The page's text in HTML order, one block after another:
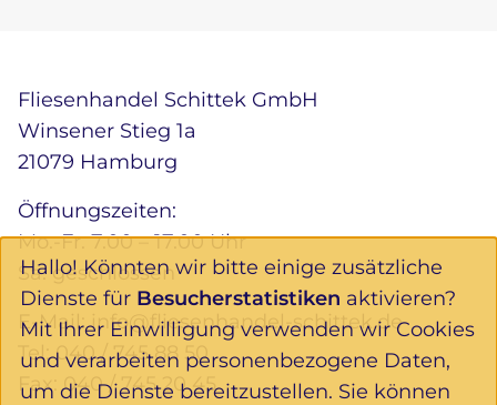
Fliesenhandel Schittek GmbH
Winsener Stieg 1a
21079 Hamburg
Öffnungszeiten:
Mo.-Fr. 7.00 – 17.00 Uhr
Sa. geschlossen
E-Mail:info@fliesenhandel-schittek.de
Tel:040 / 745 88 50
Fax: 040 / 745 20 45
Hallo! Könnten wir bitte einige zusätzliche
Dienste für Besucherstatistiken aktivieren?
Mit Ihrer Einwilligung verwenden wir Cookies
und verarbeiten personenbezogene Daten,
um die Dienste bereitzustellen. Sie können